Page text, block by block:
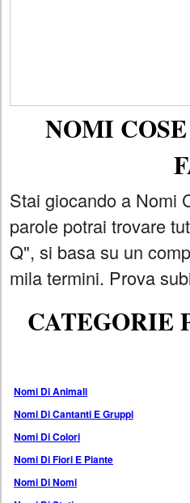
NOMI
Stai giocando a Nomi
parole potrai trovare
Q", si basa su un
mila termini. Prova
CATEGORIE
Nomi Di Animali
Nomi Di Cantanti E Gruppi
Nomi Di Colori
Nomi Di Fiori E Piante
Nomi Di Nomi